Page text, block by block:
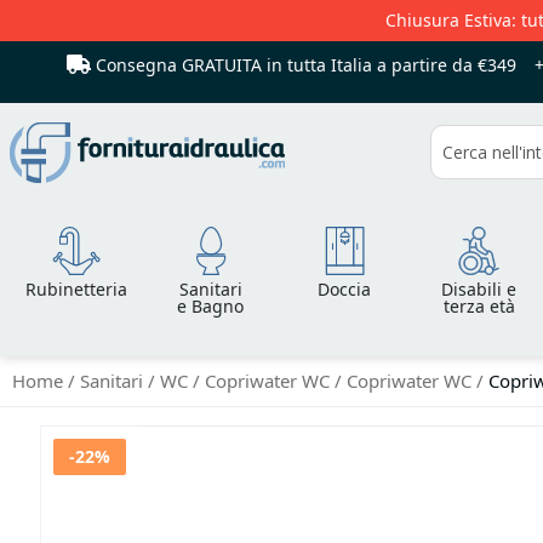
Chiusura Estiva:
Consegna GRATUITA in tutta Italia a partire da €349
Cerca
Rubinetteria Sanitari
e Bagno
Doccia Disabili e
terza età
Home Sanitari WC Copriwater WC Copriwater WC
Vai
-22%